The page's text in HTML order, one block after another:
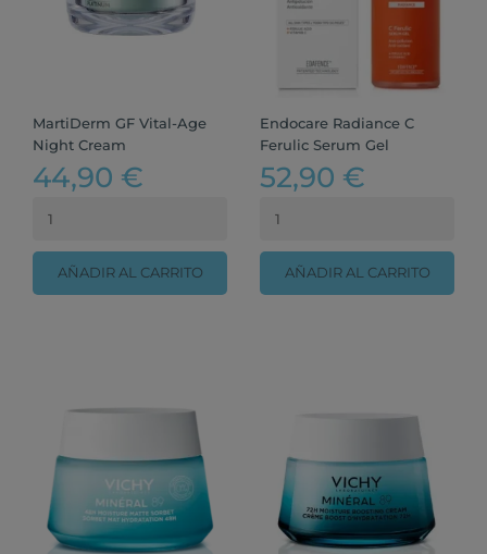
MartiDerm GF Vital-Age
Night Cream
44,90 €
AÑADIR AL CARRITO
Endocare Radiance C
Ferulic Serum Gel
52,90 €
AÑADIR AL CARRITO